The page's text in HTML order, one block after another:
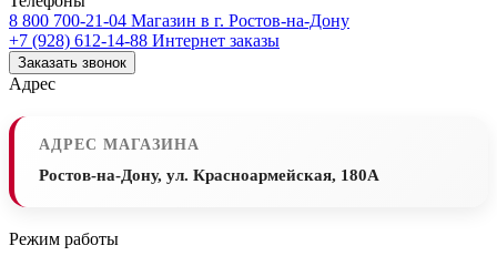
8 800 700-21-04 Магазин в г. Ростов-на-Дону
+7 (928) 612-14-88 Интернет заказы
Заказать звонок
Адрес
АДРЕС МАГАЗИНА
Ростов-на-Дону, ул. Красноармейская, 180А
Режим работы